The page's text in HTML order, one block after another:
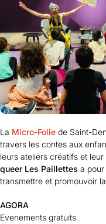
La Micro-Folie de Saint-
travers les contes aux
leurs ateliers créatifs et
queer Les Paillettes a
transmettre et promouvoir
AGORA
Evenements gratuits